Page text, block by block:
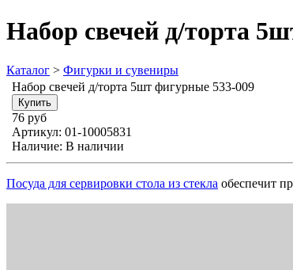
Набор свечей д/торта
Каталог > Фигурки и сувениры
Набор свечей д/торта 5шт фигурные 533-009
76 руб
Артикул: 01-10005831
Наличие: В наличии
Посуда для сервировки стола из стекла обеспечит